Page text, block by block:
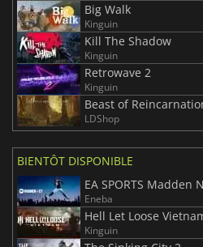
Big Walk
Kinguin
Kill The Shadow
Kinguin
Retrowave 2
Kinguin
Beast of
LDShop
BIENTÔT DISPONIBLE
EA SPORTS Madden
Eneba
Hell Let Loose
Kinguin